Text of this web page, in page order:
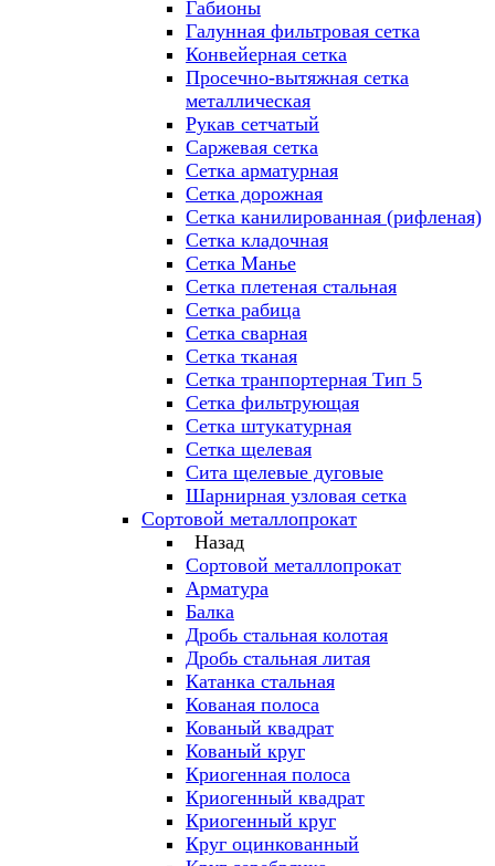
Габионы
Галунная фильтровая сетка
Конвейерная сетка
Просечно-вытяжная сетка
металлическая
Рукав сетчатый
Саржевая сетка
Сетка арматурная
Сетка дорожная
Сетка канилированная (рифленая)
Сетка кладочная
Сетка Манье
Сетка плетеная стальная
Сетка рабица
Сетка сварная
Сетка тканая
Сетка транпортерная Тип 5
Сетка фильтрующая
Сетка штукатурная
Сетка щелевая
Сита щелевые дуговые
Шарнирная узловая сетка
Сортовой металлопрокат
Назад
Сортовой металлопрокат
Арматура
Балка
Дробь стальная колотая
Дробь стальная литая
Катанка стальная
Кованая полоса
Кованый квадрат
Кованый круг
Криогенная полоса
Криогенный квадрат
Криогенный круг
Круг оцинкованный